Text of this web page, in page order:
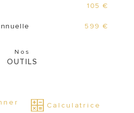
105 €
599 €
Nos
OUTILS
Calculatrice